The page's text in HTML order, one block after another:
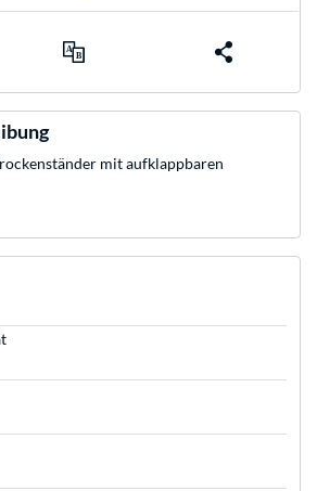
mit aufklappbaren